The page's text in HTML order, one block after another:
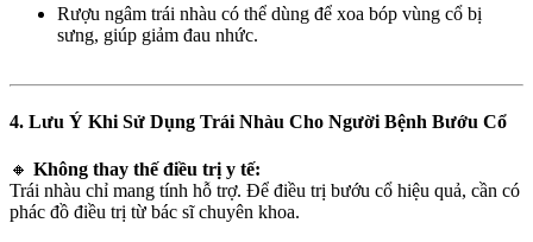
Rượu ngâm trái nhàu có thể dùng để xoa bóp vùng cổ bị
sưng, giúp giảm đau nhức.
4. Lưu Ý Khi Sử Dụng Trái Nhàu Cho Người Bệnh Bướu Cổ
🔸 Không thay thế điều trị y tế:
Trái nhàu chỉ mang tính hỗ trợ. Để điều trị bướu cổ hiệu quả, cần có
phác đồ điều trị từ bác sĩ chuyên khoa.